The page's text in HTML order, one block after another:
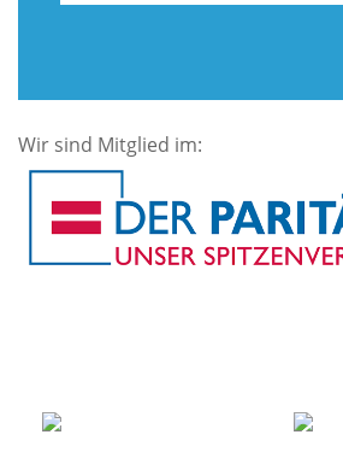
Wir sind Mitglied im: